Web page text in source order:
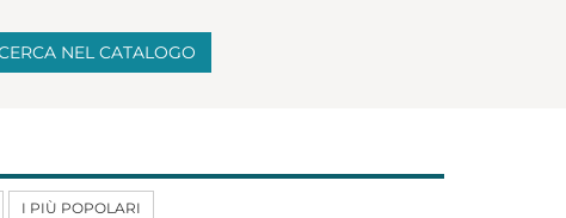
NEL CATALOGO
I PIÙ POPOLARI